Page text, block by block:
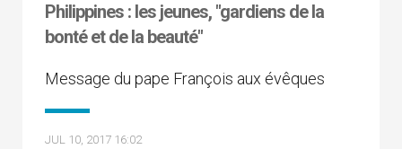
Philippines : les jeunes, "gardiens de la
bonté et de la beauté"
Message du pape François aux évêques
JUL 10, 2017 16:02